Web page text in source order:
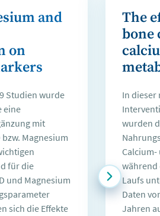
and
on
Studien wurde
eine
mit
Magnesium
für die
und Magnesium
sich die Effekte
The
bone
In
wurden
während
Laufs
Daten
Jahren